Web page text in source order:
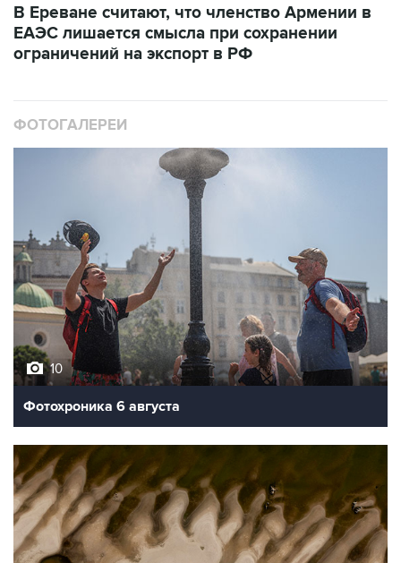
В Ереване считают, что членство Армении в
ЕАЭС лишается смысла при сохранении
ограничений на экспорт в РФ
ФОТОГАЛЕРЕИ
10
Фотохроника 6 августа